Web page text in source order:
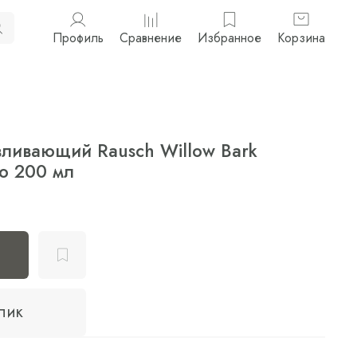
Профиль Сравнение Избранное Корзина
Rausch Willow Bark
200 мл